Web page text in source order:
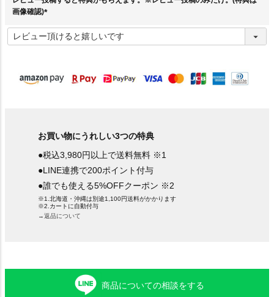
画像確認)
必
須
お買い物にうれしい3つの特典
●税込3,980円以上で送料無料 ※1
●LINE連携で200ポイント付与
●誰でも使える5%OFFクーポン ※2
※1.北海道・沖縄は別途1,100円送料がかかります
※2.カートに自動付与
→返品について
商品についての相談をする